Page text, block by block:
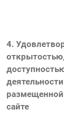
4.
сайте